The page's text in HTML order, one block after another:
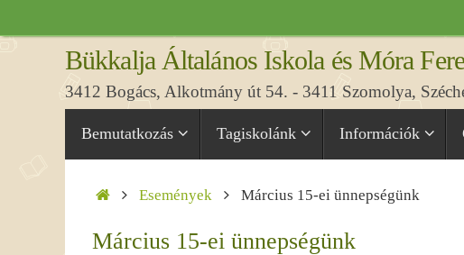
a
tartalomraBükkalja Általános Iskola és Móra
3412 Bogács, Alkotmány út 54. - 3411 Szomolya,
Bemutatkozás Tagiskolánk Információk
HomeEsemények Március 15-ei ünnepségünk
Március 15-ei ünnepségünk